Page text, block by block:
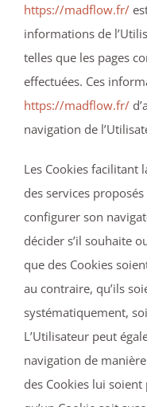
https://madflow.fr/
informations de
telles que les pages
effectuées. Ces
https://madflow.fr/
navigation de
Les Cookies
des services
configurer son
décider s’il souhaite
que des Cookies
au contraire, qu’ils
systématiquement,
L’Utilisateur peut
navigation de
des Cookies lui